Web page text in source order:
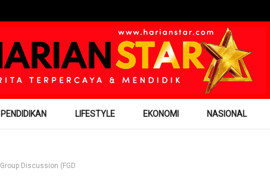
PENDIDIKAN LIFESTYLE EKONOMI NASIONAL
Group Discussion (FGD